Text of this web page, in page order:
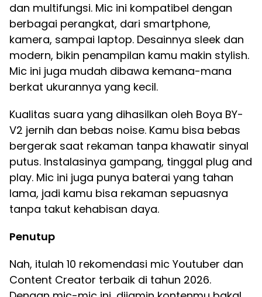
dan multifungsi. Mic ini kompatibel dengan
berbagai perangkat, dari smartphone,
kamera, sampai laptop. Desainnya sleek dan
modern, bikin penampilan kamu makin stylish.
Mic ini juga mudah dibawa kemana-mana
berkat ukurannya yang kecil.
Kualitas suara yang dihasilkan oleh Boya BY-
V2 jernih dan bebas noise. Kamu bisa bebas
bergerak saat rekaman tanpa khawatir sinyal
putus. Instalasinya gampang, tinggal plug and
play. Mic ini juga punya baterai yang tahan
lama, jadi kamu bisa rekaman sepuasnya
tanpa takut kehabisan daya.
Penutup
Nah, itulah 10 rekomendasi mic Youtuber dan
Content Creator terbaik di tahun 2026.